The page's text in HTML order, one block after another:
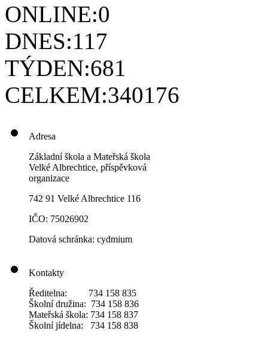
ONLINE:0
DNES:117
TÝDEN:681
CELKEM:340176
Adresa
Základní škola a Mateřská škola
Velké Albrechtice, příspěvková
organizace
742 91 Velké Albrechtice 116
IČO: 75026902
Datová schránka: cydmium
Kontakty
Ředitelna: 734 158 835
Školní družina: 734 158 836
Mateřská škola: 734 158 837
Školní jídelna: 734 158 838